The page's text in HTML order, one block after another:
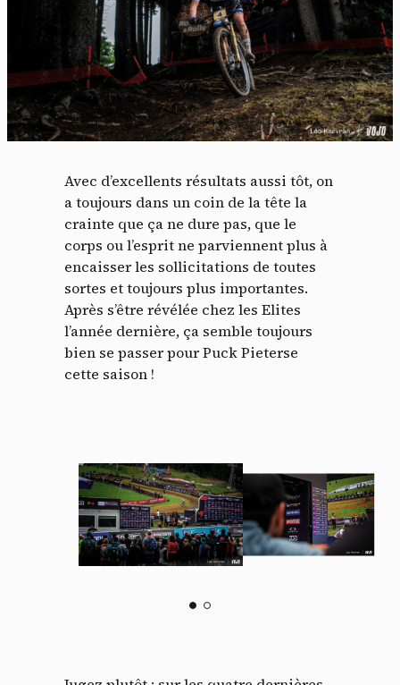
Avec d’excellents résultats aussi tôt, on
a toujours dans un coin de la tête la
crainte que ça ne dure pas, que le
corps ou l’esprit ne parviennent plus à
encaisser les sollicitations de toutes
sortes et toujours plus importantes.
Après s’être révélée chez les Elites
l’année dernière, ça semble toujours
bien se passer pour Puck Pieterse
cette saison !